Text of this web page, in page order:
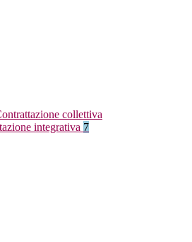
collettiva
integrativa 7